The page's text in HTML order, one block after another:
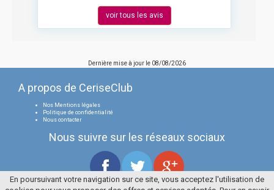
voir tous les avis
Dernière mise à jour le 08/08/2026
A propos de CeriseClub
Nos Mentions légales
Politique de confidentialité
Nous contacter
Nous suivre sur les réseaux sociaux
En poursuivant votre navigation sur ce site, vous acceptez l'utilisation de